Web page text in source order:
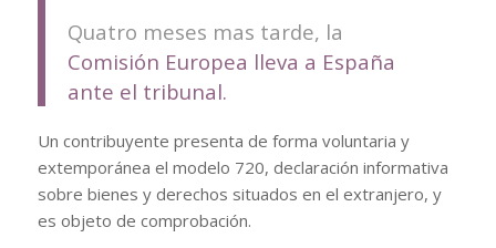
Quatro meses mas tarde, la
Comisión Europea lleva a España
ante el tribunal.
Un contribuyente presenta de forma voluntaria y
extemporánea el modelo 720, declaración informativa
sobre bienes y derechos situados en el extranjero, y
es objeto de comprobación.